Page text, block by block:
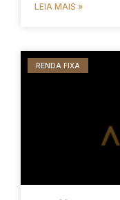
LEIA MAIS »
RENDA FIXA